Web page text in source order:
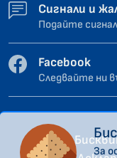
Сигнали и
Подайте сигнал
Facebook
Следвайте ни
За